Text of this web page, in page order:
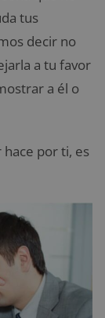
tus
decir no
a tu favor
a él o
por ti, es